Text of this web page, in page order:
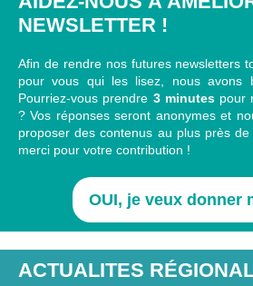
NEWSLETTER !
Afin de rendre nos futures newsletters
pour vous qui les lisez, nous avons
Pourriez-vous prendre 3 minutespour
? Vos réponses seront anonymes et
proposer des contenus au plus près
merci pour votre contribution !
OUI, je veux donner
ACTUALITES